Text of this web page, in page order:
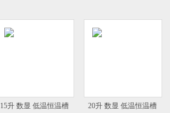
15升 数显 低温恒温槽 20升 数显 低温恒温槽